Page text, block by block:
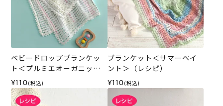
ベビードロップブランケッ
ト＜プルミエオーガニック
コットン＞（レシピ）
¥110 (税込)
ブランケット＜サマーペイ
ント＞（レシピ）
¥110 (税込)